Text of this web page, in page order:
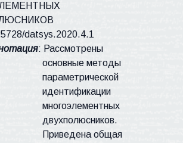
datsys.2020.4.1
: Рассмотрены
основные методы
параметрической
идентификации
многоэлементных
двухполюсников.
Приведена общая